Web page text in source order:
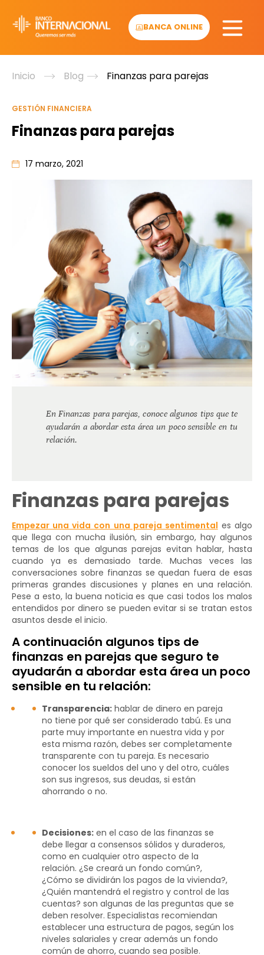
content
BANCA ONLINE
Inicio Blog Finanzas para parejas
GESTIÓN FINANCIERA
Finanzas para parejas
17 marzo, 2021
En Finanzas para parejas, conoce algunos tips que te
ayudarán a abordar esta área un poco sensible en tu
relación.
Finanzas para parejas
Empezar una vida con una pareja sentimental es algo
que llega con mucha ilusión, sin embargo, hay algunos
temas de los que algunas parejas evitan hablar, hasta
cuando ya es demasiado tarde. Muchas veces las
conversaciones sobre finanzas se quedan fuera de esas
primeras grandes discusiones y planes en una relación.
Pese a esto, la buena noticia es que casi todos los malos
entendidos por dinero se pueden evitar si se tratan estos
asuntos desde el inicio.
A continuación algunos tips de
finanzas en parejas que seguro te
ayudarán a abordar esta área un poco
sensible en tu relación:
Transparencia: hablar de dinero en pareja
no tiene por qué ser considerado tabú. Es una
parte muy importante en nuestra vida y por
esta misma razón, debes ser completamente
transparente con tu pareja. Es necesario
conocer los sueldos del uno y del otro, cuáles
son sus ingresos, sus deudas, si están
ahorrando o no.
Decisiones: en el caso de las finanzas se
debe llegar a consensos sólidos y duraderos,
como en cualquier otro aspecto de la
relación. ¿Se creará un fondo común?,
¿Cómo se dividirán los pagos de la vivienda?,
¿Quién mantendrá el registro y control de las
cuentas? son algunas de las preguntas que se
deben resolver. Especialistas recomiendan
establecer una estructura de pagos, según los
niveles salariales y crear además un fondo
común de ahorro, cuando sea posible.